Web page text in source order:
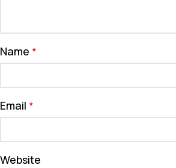
Name *
Email *
Website